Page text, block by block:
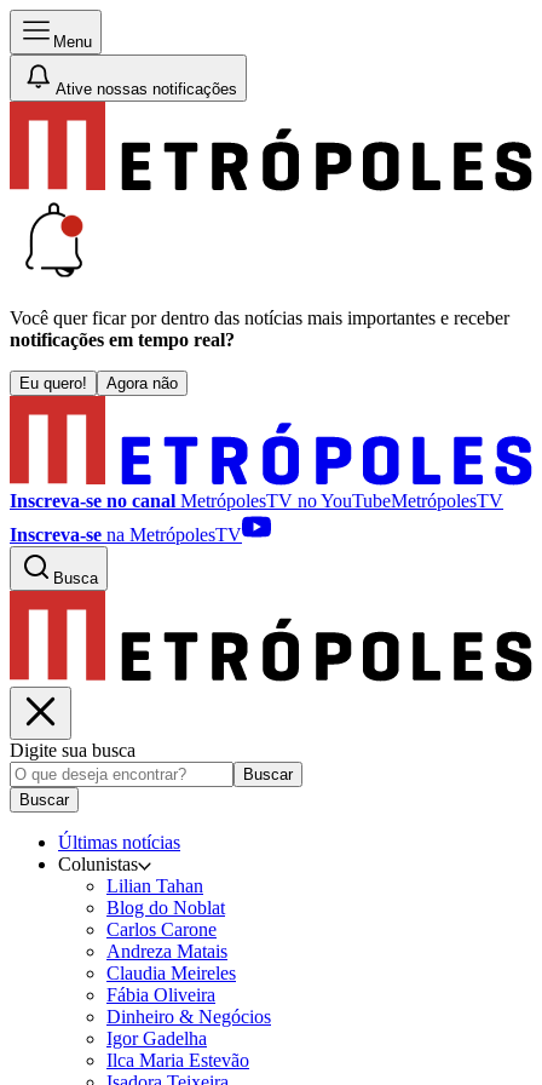
Menu
Ative nossas notificações
Você quer ficar por dentro das notícias mais importantes e receber
notificações em tempo real?
Eu quero! Agora não
Inscreva-se no canal MetrópolesTV noYouTubeMetrópolesTV
Inscreva-se na MetrópolesTV
Busca
Digite sua busca
Buscar
Buscar
Últimas notícias
Colunistas
Lilian Tahan
Blog do Noblat
Carlos Carone
Andreza Matais
Claudia Meireles
Fábia Oliveira
Dinheiro & Negócios
Igor Gadelha
Ilca Maria Estevão